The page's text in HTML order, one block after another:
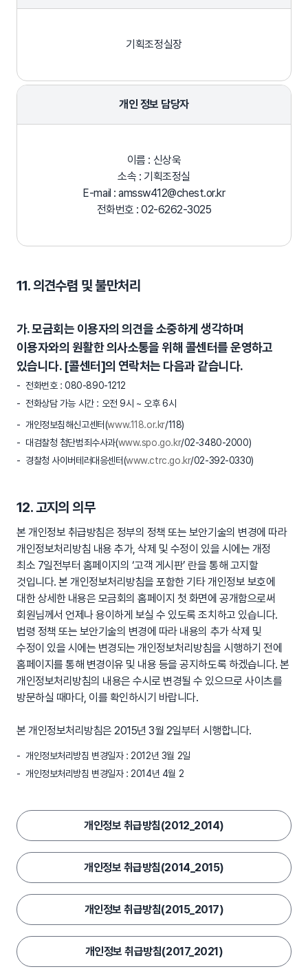
기획조정실장
개인 정보 담당자
이름 : 신상욱
소속 : 기획조정실
E-mail : amssw412@chest.or.kr
전화번호 : 02-6262-3025
11. 의견수렴 및 불만처리
가. 모금회는 이용자의 의견을 소중하게 생각하며
이용자와의 원활한 의사소통을 위해 콜센터를 운영하고
있습니다. [콜센터]의 연락처는 다음과 같습니다.
전화번호 : 080-890-1212
전화상담 가능 시간 : 오전 9시 ~ 오후 6시
개인정보침해신고센터(www.118.or.kr/118)
대검찰청 첨단범죄수사과(www.spo.go.kr/02-3480-2000)
경찰청 사이버테러대응센터(www.ctrc.go.kr/02-392-0330)
12. 고지의 의무
본 개인정보 취급방침은 정부의 정책 또는 보안기술의 변경에 따라
개인정보처리방침 내용 추가, 삭제 및 수정이 있을 시에는 개정
최소 7일전부터 홈페이지의 ‘고객 게시판’ 란을 통해 고지할
것입니다. 본 개인정보처리방침을 포함한 기타 개인정보 보호에
대한 상세한 내용은 모금회의 홈페이지 첫 화면에 공개함으로써
회원님께서 언제나 용이하게 보실 수 있도록 조치하고 있습니다.
법령 정책 또는 보안기술의 변경에 따라 내용의 추가 삭제 및
수정이 있을 시에는 변경되는 개인정보처리방침을 시행하기 전에
홈페이지를 통해 변경이유 및 내용 등을 공지하도록 하겠습니다. 본
개인정보처리방침의 내용은 수시로 변경될 수 있으므로 사이츠를
방문하실 때마다, 이를 확인하시기 바랍니다.
본 개인정보처리방침은 2015년 3월 2일부터 시행합니다.
개인정보처리방침 변경일자 : 2012년 3월 2일
개인정보처리방침 변경일자 : 2014년 4월 2
개인정보 취급방침(2012_2014)
개인정보 취급방침(2014_2015)
개인정보 취급방침(2015_2017)
개인정보 취급방침(2017_2021)